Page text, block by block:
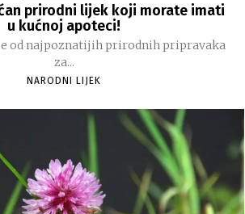
prirodni lijek koji morate imati
u kućnoj apoteci!
od najpoznatijih prirodnih pripravaka
za...
NARODNI LIJEK